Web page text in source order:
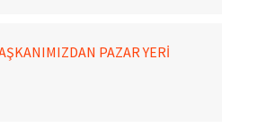
PAZAR YERİ